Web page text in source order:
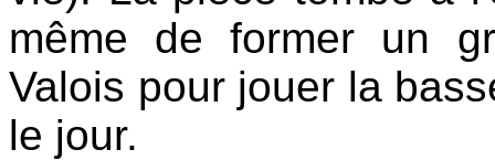
même de former un
Valois pour jouer la
le jour.